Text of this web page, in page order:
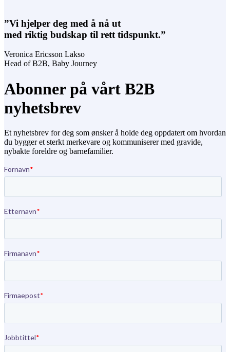
”Vi hjelper deg med å nå ut
med riktig budskap til rett tidspunkt.”
Veronica Ericsson Lakso
Head of B2B, Baby Journey
Abonner på vårt B2B
nyhetsbrev
Et nyhetsbrev for deg som ønsker å holde deg oppdatert om hvordan
du bygger et sterkt merkevare og kommuniserer med gravide,
nybakte foreldre og barnefamilier.